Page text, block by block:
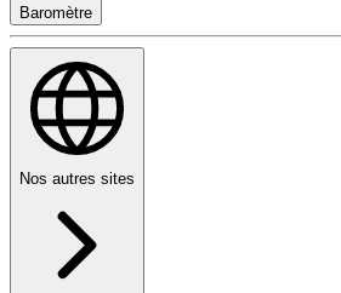
Baromètre
Nos autres sites